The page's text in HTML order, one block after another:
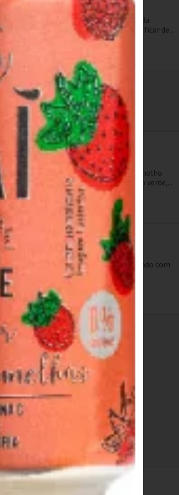
O Donburi é um prato tradicional da
cozinha japonesa que não poderia ficar de...
Carne Apimentada Médio
Fatias de carne temperadas com molho
especial, refogadas com pimentão verde,...
R$ 109,60
Meio da Asa Individual
8 unidades de Meio da Asa temperado com
Sweet Chilli, molho de pimenta...
R$ 61,90
Arroz Primavera Médio